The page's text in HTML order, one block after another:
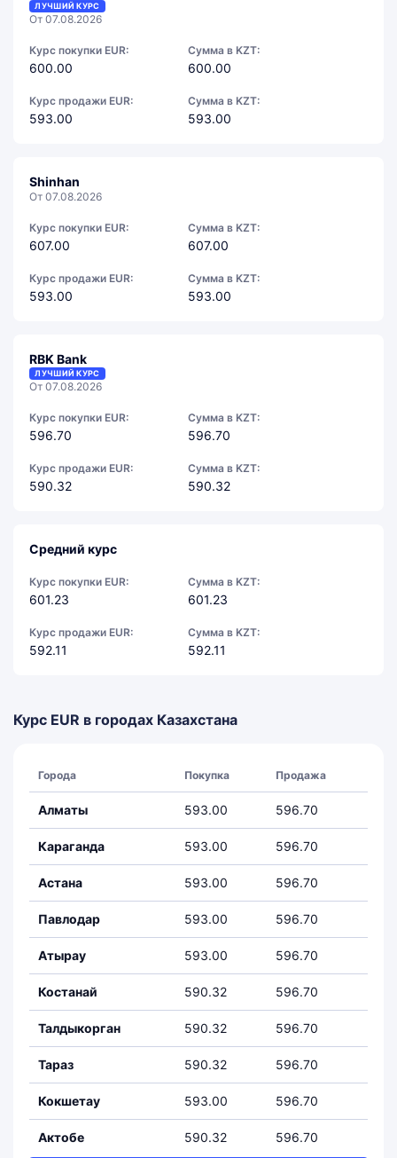
ЛУЧШИЙ КУРС
От 07.08.2026
Курс покупки EUR:
600.00
Сумма в KZT:
600.00
Курс продажи EUR:
593.00
Сумма в KZT:
593.00
Shinhan
От 07.08.2026
Курс покупки EUR:
607.00
Сумма в KZT:
607.00
Курс продажи EUR:
593.00
Сумма в KZT:
593.00
RBK Bank
ЛУЧШИЙ КУРС
От 07.08.2026
Курс покупки EUR:
596.70
Сумма в KZT:
596.70
Курс продажи EUR:
590.32
Сумма в KZT:
590.32
Средний курс
Курс покупки EUR:
601.23
Сумма в KZT:
601.23
Курс продажи EUR:
592.11
Сумма в KZT:
592.11
Курс EUR в городах Казахстана
Города Покупка Продажа
Алматы 593.00 596.70
Караганда 593.00 596.70
Астана 593.00 596.70
Павлодар 593.00 596.70
Атырау 593.00 596.70
Костанай 590.32 596.70
Талдыкорган 590.32 596.70
Тараз 590.32 596.70
Кокшетау 593.00 596.70
Актобе 590.32 596.70